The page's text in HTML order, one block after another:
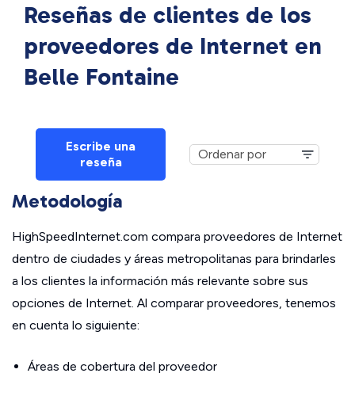
Reseñas de clientes de los
proveedores de Internet en
Belle Fontaine
Escribe una
reseña
Metodología
HighSpeedInternet.com compara proveedores de Internet
dentro de ciudades y áreas metropolitanas para brindarles
a los clientes la información más relevante sobre sus
opciones de Internet. Al comparar proveedores, tenemos
en cuenta lo siguiente:
Áreas de cobertura del proveedor